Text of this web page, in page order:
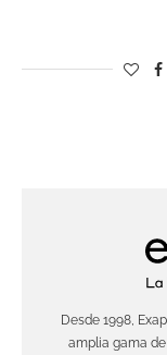
Desde 1998,
amplia gama